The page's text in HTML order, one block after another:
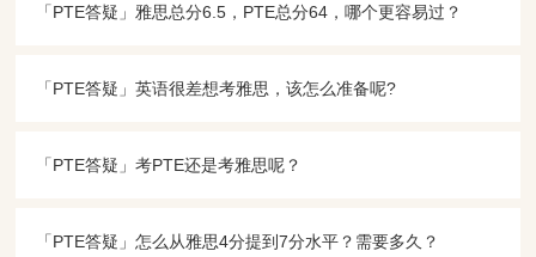
「PTE答疑​」​雅思总分6.5，PTE总分64，哪个更容易过？
「PTE答疑​」英语很差想考雅思，该怎么准备呢?
「PTE答疑​」考PTE还是考雅思呢？
「PTE答疑​」怎么从雅思4分提到7分水平？需要多久？